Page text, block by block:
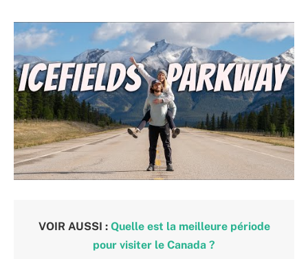
VOIR AUSSI : Quelle est la meilleure période
pour visiter le Canada ?